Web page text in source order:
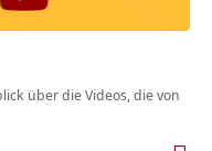
über die Videos, die von